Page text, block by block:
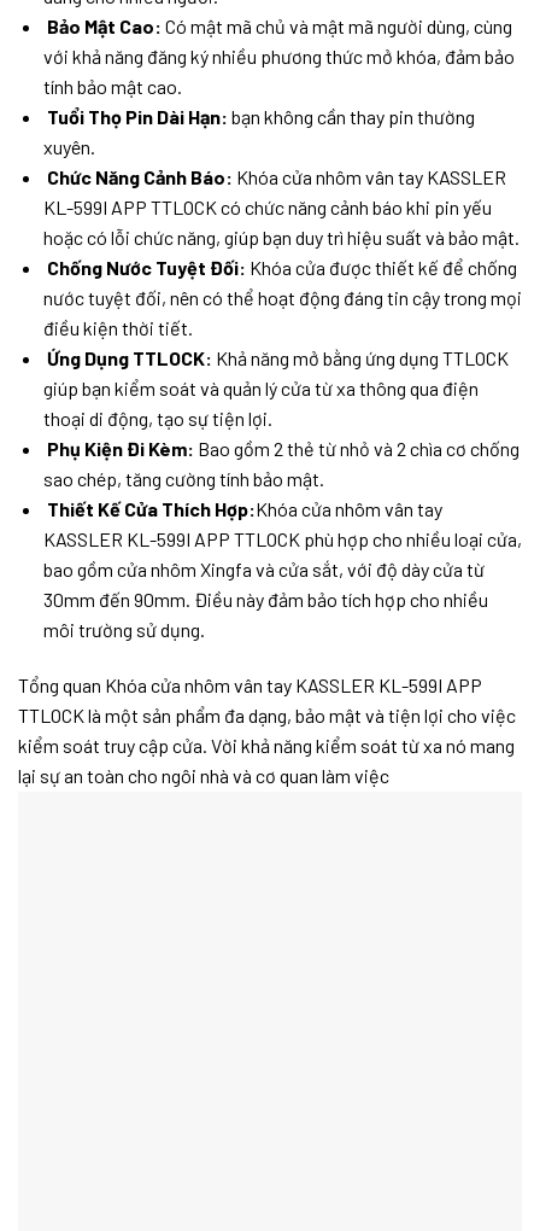
Bảo Mật Cao: Có mật mã chủ và mật mã người dùng, cùng
với khả năng đăng ký nhiều phương thức mở khóa, đảm bảo
tính bảo mật cao.
Tuổi Thọ Pin Dài Hạn: bạn không cần thay pin thường
xuyên.
Chức Năng Cảnh Báo: Khóa cửa nhôm vân tay KASSLER
KL-599I APP TTLOCK có chức năng cảnh báo khi pin yếu
hoặc có lỗi chức năng, giúp bạn duy trì hiệu suất và bảo mật.
Chống Nước Tuyệt Đối: Khóa cửa được thiết kế để chống
nước tuyệt đối, nên có thể hoạt động đáng tin cậy trong mọi
điều kiện thời tiết.
Ứng Dụng TTLOCK: Khả năng mở bằng ứng dụng TTLOCK
giúp bạn kiểm soát và quản lý cửa từ xa thông qua điện
thoại di động, tạo sự tiện lợi.
Phụ Kiện Đi Kèm: Bao gồm 2 thẻ từ nhỏ và 2 chìa cơ chống
sao chép, tăng cường tính bảo mật.
Thiết Kế Cửa Thích Hợp:Khóa cửa nhôm vân tay
KASSLER KL-599I APP TTLOCK phù hợp cho nhiều loại cửa,
bao gồm cửa nhôm Xingfa và cửa sắt, với độ dày cửa từ
30mm đến 90mm. Điều này đảm bảo tích hợp cho nhiều
môi trường sử dụng.
Tổng quan Khóa cửa nhôm vân tay KASSLER KL-599I APP
TTLOCK là một sản phẩm đa dạng, bảo mật và tiện lợi cho việc
kiểm soát truy cập cửa. Vời khả năng kiểm soát từ xa nó mang
lại sự an toàn cho ngôi nhà và cơ quan làm việc